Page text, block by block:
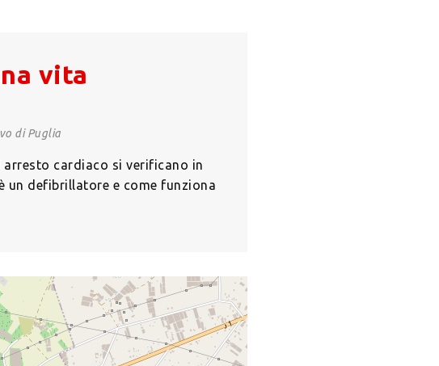
vita
di Puglia
cardiaco si verificano in
un defibrillatore e come funziona